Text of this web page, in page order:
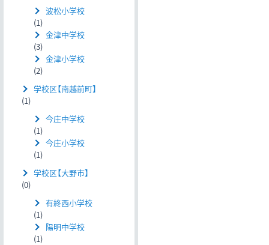
波松小学校
(1)
金津中学校
(3)
金津小学校
(2)
学校区【南越前町】
(1)
今庄中学校
(1)
今庄小学校
(1)
学校区【大野市】
(0)
有終西小学校
(1)
陽明中学校
(1)